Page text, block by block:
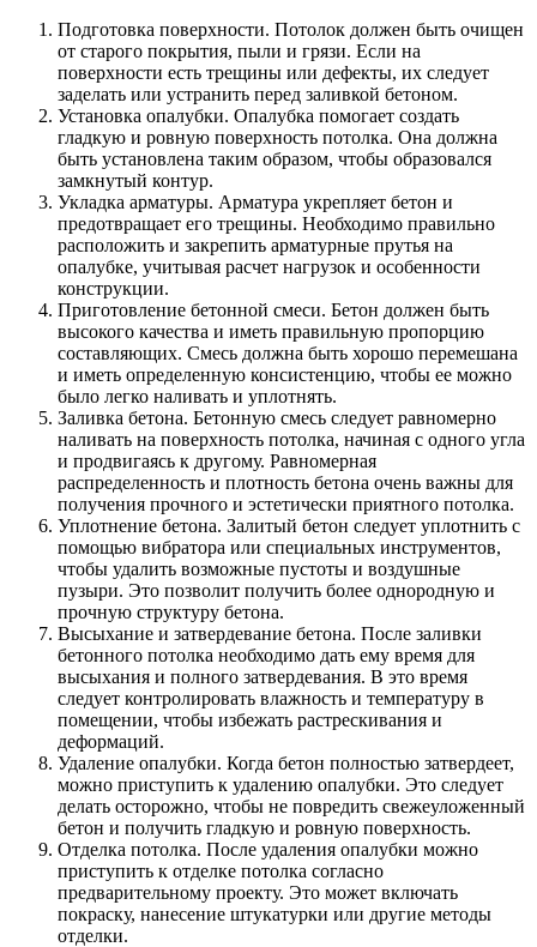
Подготовка поверхности. Потолок должен быть очищен
от старого покрытия, пыли и грязи. Если на
поверхности есть трещины или дефекты, их следует
заделать или устранить перед заливкой бетоном.
Установка опалубки. Опалубка помогает создать
гладкую и ровную поверхность потолка. Она должна
быть установлена таким образом, чтобы образовался
замкнутый контур.
Укладка арматуры. Арматура укрепляет бетон и
предотвращает его трещины. Необходимо правильно
расположить и закрепить арматурные прутья на
опалубке, учитывая расчет нагрузок и особенности
конструкции.
Приготовление бетонной смеси. Бетон должен быть
высокого качества и иметь правильную пропорцию
составляющих. Смесь должна быть хорошо перемешана
и иметь определенную консистенцию, чтобы ее можно
было легко наливать и уплотнять.
Заливка бетона. Бетонную смесь следует равномерно
наливать на поверхность потолка, начиная с одного угла
и продвигаясь к другому. Равномерная
распределенность и плотность бетона очень важны для
получения прочного и эстетически приятного потолка.
Уплотнение бетона. Залитый бетон следует уплотнить с
помощью вибратора или специальных инструментов,
чтобы удалить возможные пустоты и воздушные
пузыри. Это позволит получить более однородную и
прочную структуру бетона.
Высыхание и затвердевание бетона. После заливки
бетонного потолка необходимо дать ему время для
высыхания и полного затвердевания. В это время
следует контролировать влажность и температуру в
помещении, чтобы избежать растрескивания и
деформаций.
Удаление опалубки. Когда бетон полностью затвердеет,
можно приступить к удалению опалубки. Это следует
делать осторожно, чтобы не повредить свежеуложенный
бетон и получить гладкую и ровную поверхность.
Отделка потолка. После удаления опалубки можно
приступить к отделке потолка согласно
предварительному проекту. Это может включать
покраску, нанесение штукатурки или другие методы
отделки.